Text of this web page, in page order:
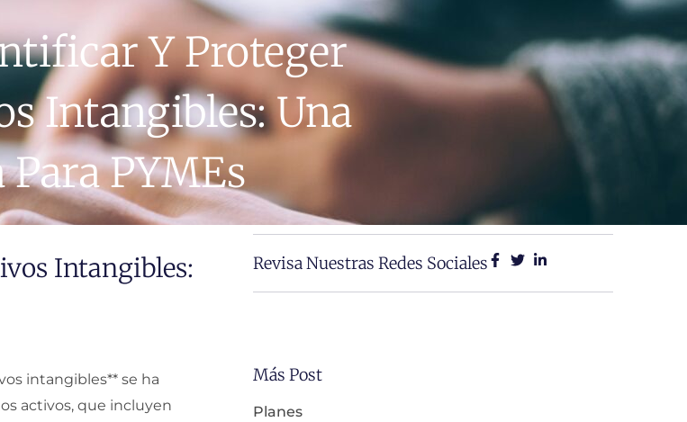
Y Proteger
Intangibles: Una
Para PYMEs
Intangibles:
intangibles** se ha
activos, que incluyen
Revisa Nuestras Redes Sociales
Más Post
Planes